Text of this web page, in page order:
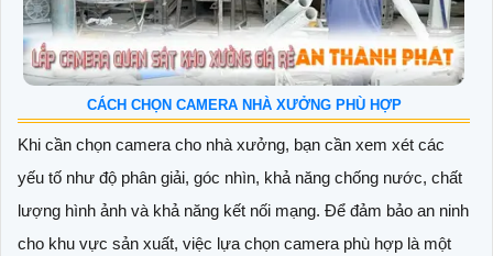
CÁCH CHỌN CAMERA NHÀ XƯỞNG PHÙ HỢP
Khi cần chọn camera cho nhà xưởng, bạn cần xem xét các
yếu tố như độ phân giải, góc nhìn, khả năng chống nước, chất
lượng hình ảnh và khả năng kết nối mạng. Để đảm bảo an ninh
cho khu vực sản xuất, việc lựa chọn camera phù hợp là một